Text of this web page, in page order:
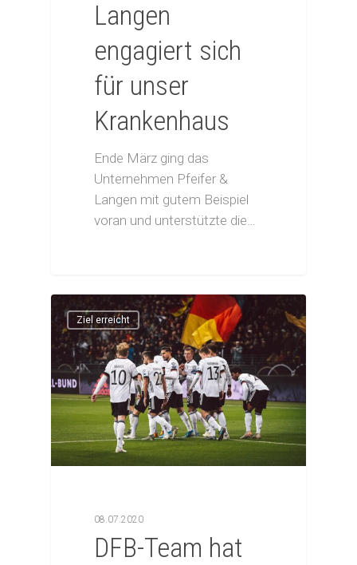
Langen
engagiert sich
für unser
Krankenhaus
Ende März ging das
Unternehmen Pfeifer &
Langen mit gutem Beispiel
voran und unterstützte die…
Ziel erreicht
08.07.2020
DFB-Team hat